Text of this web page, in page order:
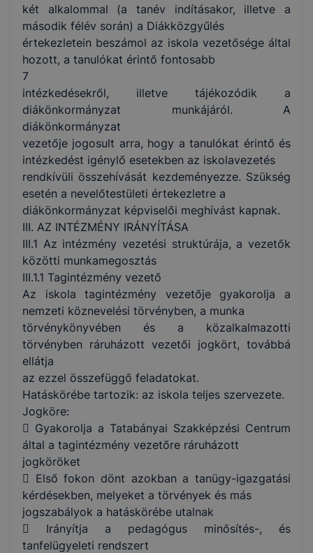
két alkalommal (a tanév indításakor, illetve a
második félév során) a Diákközgyűlés
értekezletein beszámol az iskola vezetősége által
hozott, a tanulókat érintő fontosabb
7
intézkedésekről, illetve tájékozódik a
diákönkormányzat munkájáról. A
diákönkormányzat
vezetője jogosult arra, hogy a tanulókat érintő és
intézkedést igénylő esetekben az iskolavezetés
rendkívüli összehívását kezdeményezze. Szükség
esetén a nevelőtestületi értekezletre a
diákönkormányzat képviselői meghívást kapnak.
III. AZ INTÉZMÉNY IRÁNYÍTÁSA
III.1 Az intézmény vezetési struktúrája, a vezetők
közötti munkamegosztás
III.1.1 Tagintézmény vezető
Az iskola tagintézmény vezetője gyakorolja a
nemzeti köznevelési törvényben, a munka
törvénykönyvében és a közalkalmazotti
törvényben ráruházott vezetői jogkört, továbbá
ellátja
az ezzel összefüggő feladatokat.
Hatáskörébe tartozik: az iskola teljes szervezete.
Jogköre:
 Gyakorolja a Tatabányai Szakképzési Centrum
által a tagintézmény vezetőre ráruházott
jogköröket
 Első fokon dönt azokban a tanügy-igazgatási
kérdésekben, melyeket a törvények és más
jogszabályok a hatáskörébe utalnak
 Irányítja a pedagógus minősítés-, és
tanfelügyeleti rendszert